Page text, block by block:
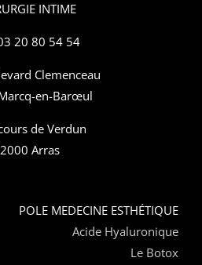
INTIME
20 80 54 54
Clemenceau
en-Barœul
de Verdun
Arras
POLE MEDECINE ESTHÉTIQUE
Acide Hyaluronique
Le Botox